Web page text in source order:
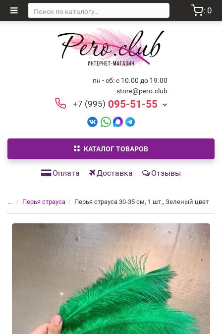
: 0
пн - сб: с 10.00 до 19.00
store@pero.club
+7 (995) 095-51-55
КАТАЛОГ ТОВАРОВ
Оплата Доставка Отзывы
... Перья страуса Перья страуса 30-35 см, 1 шт., Зеленый цвет